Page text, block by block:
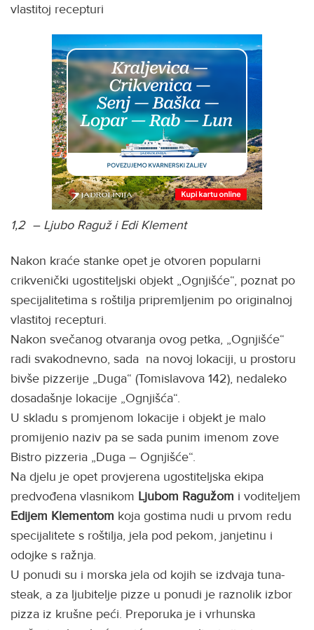
vlastitoj recepturi
1,2 – Ljubo Raguž i Edi Klement
Nakon kraće stanke opet je otvoren popularni
crikvenički ugostiteljski objekt „Ognjišće“, poznat po
specijalitetima s roštilja pripremljenim po originalnoj
vlastitoj recepturi.
Nakon svečanog otvaranja ovog petka, „Ognjišće“
radi svakodnevno, sada na novoj lokaciji, u prostoru
bivše pizzerije „Duga“ (Tomislavova 142), nedaleko
dosadašnje lokacije „Ognjišća“.
U skladu s promjenom lokacije i objekt je malo
promijenio naziv pa se sada punim imenom zove
Bistro pizzeria „Duga – Ognjišće“.
Na djelu je opet provjerena ugostiteljska ekipa
predvođena vlasnikom Ljubom Ragužom i voditeljem
Edijem Klementom koja gostima nudi u prvom redu
specijalitete s roštilja, jela pod pekom, janjetinu i
odojke s ražnja.
U ponudi su i morska jela od kojih se izdvaja tuna-
steak, a za ljubitelje pizze u ponudi je raznolik izbor
pizza iz krušne peći. Preporuka je i vrhunska